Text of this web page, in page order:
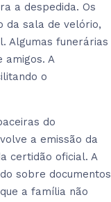
a despedida. Os
da sala de velório,
Algumas funerárias
A
o
do
a emissão da
certidão oficial. A
sobre documentos
a família não